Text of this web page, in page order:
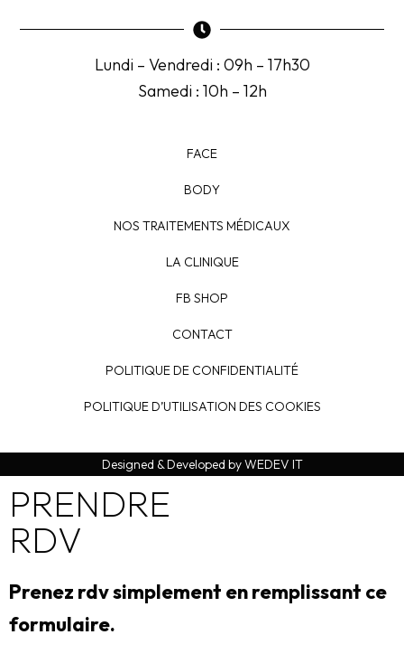
Lundi – Vendredi : 09h – 17h30
Samedi : 10h – 12h
FACE
BODY
NOS TRAITEMENTS MÉDICAUX
LA CLINIQUE
FB SHOP
CONTACT
POLITIQUE DE CONFIDENTIALITÉ
POLITIQUE D’UTILISATION DES COOKIES
Designed & Developed by WEDEV IT
PRENDRE
RDV
Prenez rdv simplement en remplissant ce
formulaire.